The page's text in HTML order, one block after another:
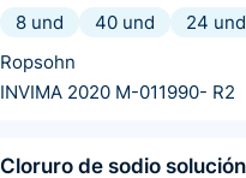
8 und
40 und 24 und
Ropsohn
INVIMA 2020 M-011990- R2
Cloruro de sodio